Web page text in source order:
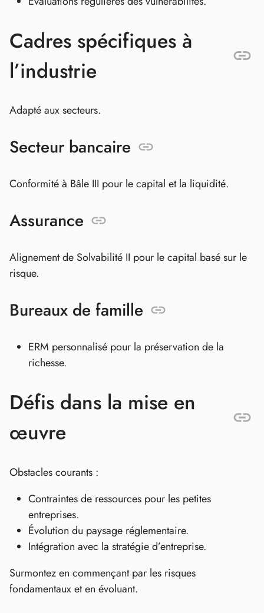
Cadres spécifiques à
l’industrie
Adapté aux secteurs.
Secteur bancaire
Conformité à Bâle III pour le capital et la liquidité.
Assurance
Alignement de Solvabilité II pour le capital basé sur le
risque.
Bureaux de famille
ERM personnalisé pour la préservation de la
richesse.
Défis dans la mise en
œuvre
Obstacles courants :
Contraintes de ressources pour les petites
entreprises.
Évolution du paysage réglementaire.
Intégration avec la stratégie d’entreprise.
Surmontez en commençant par les risques
fondamentaux et en évoluant.